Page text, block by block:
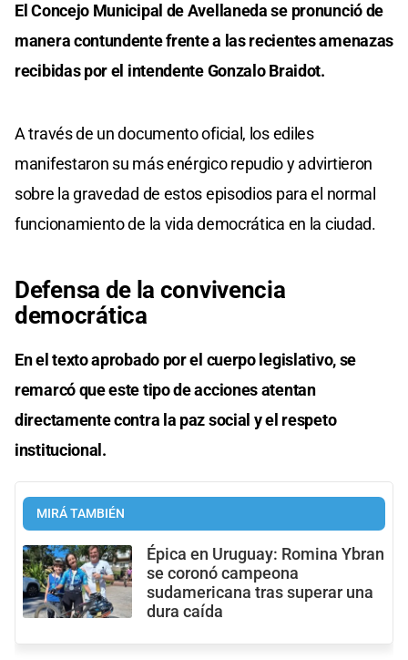
El Concejo Municipal de Avellaneda se pronunció de
manera contundente frente a las recientes amenazas
recibidas por el intendente Gonzalo Braidot.
A través de un documento oficial, los ediles
manifestaron su más enérgico repudio y advirtieron
sobre la gravedad de estos episodios para el normal
funcionamiento de la vida democrática en la ciudad.
Defensa de la convivencia
democrática
En el texto aprobado por el cuerpo legislativo, se
remarcó que este tipo de acciones atentan
directamente contra la paz social y el respeto
institucional.
MIRÁ TAMBIÉN
Épica en Uruguay: Romina Ybran
se coronó campeona
sudamericana tras superar una
dura caída